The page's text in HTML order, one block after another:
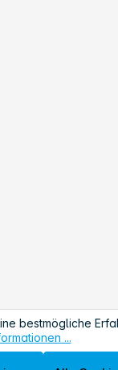
bestmögliche
...